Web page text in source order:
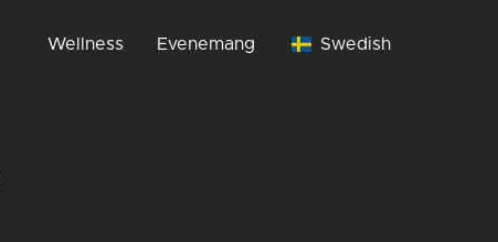
Wellness Evenemang Swedish